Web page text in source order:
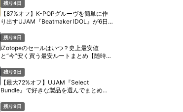
残り4日
【87%オフ】K-POPグルーヴを簡単に作
り出すUJAM『Beatmaker IDOL』が6日
残り9日
iZotopeのセールはいつ？史上最安値
と“今”安く買う最安ルートまとめ【随時更
残り9日
【最大72%オフ】UJAM『Select
Bundle』で好きな製品を選んでまとめ買
残り9日